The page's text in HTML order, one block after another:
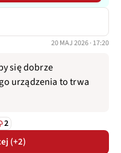
20 MAJ 2026 · 17:20
się dobrze
urządzenia to trwa
2
(+2)